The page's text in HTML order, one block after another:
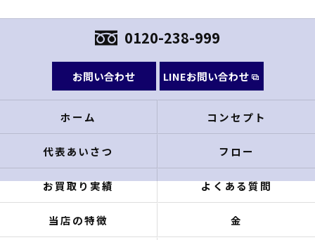
0120-238-999
お問い合わせ LINEお問い合わせ
ホーム コンセプト
代表あいさつ フロー
お買取り実績 よくある質問
当店の特徴 金